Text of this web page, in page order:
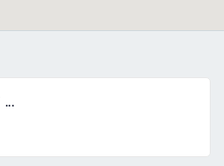
...